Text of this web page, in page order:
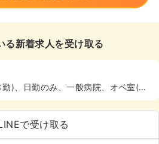
る新着求人を受け取る
)、日勤のみ、一般病院、オペ室(手
日休み
で受け取る